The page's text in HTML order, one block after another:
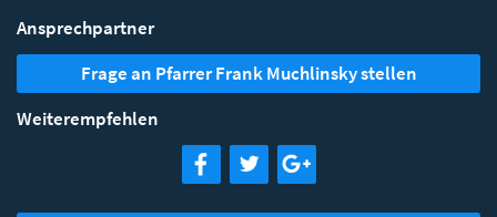
Ansprechpartner
Frage an Pfarrer Frank Muchlinsky stellen
Weiterempfehlen